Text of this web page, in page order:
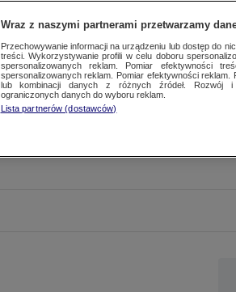
Wraz z naszymi partnerami przetwarzamy
Przechowywanie informacji na urządzeniu lub dostęp do
treści. Wykorzystywanie profili w celu doboru
spersonalizowanych reklam. Pomiar efektywności
spersonalizowanych reklam. Pomiar efektywności
lub kombinacji danych z różnych źródeł. Rozwój i
ograniczonych danych do wyboru reklam.
Lista partnerów (dostawców)